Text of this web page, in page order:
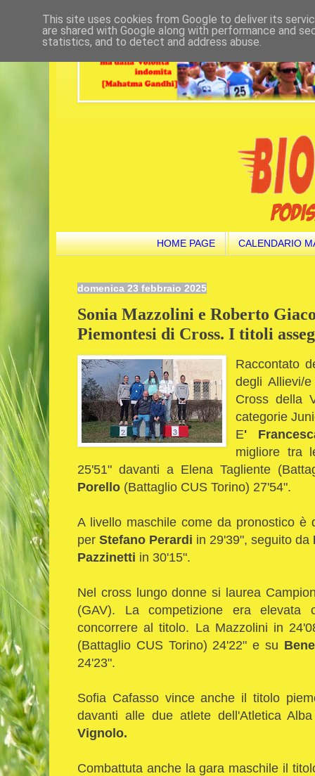
HOME PAGE CALENDARIO
domenica 23 febbraio 2025
Sonia Mazzolini e Roberto
Piemontesi di Cross. I titoli
Raccontato
degli Allievi/
Cross della
categorie
E'
migliore tra
25'51" davanti a Elena Tagliente
Porello (Battaglio CUS Torino) 27'54".
A livello maschile come da pronostico è
per Stefano Perardi in 29'39", seguito da
Pazzinetti in 30'15".
Nel cross lungo donne si laurea
(GAV). La competizione era elevata
concorrere al titolo. La Mazzolini in
(Battaglio CUS Torino) 24'22" e su
24'23".
Sofia Cafasso vince anche il titolo
davanti alle due atlete dell'Atletica
Vignolo.
Combattuta anche la gara maschile il
This site uses cookies from Google to deliver its
are shared with Google along with performance and
statistics, and to detect and address abuse.